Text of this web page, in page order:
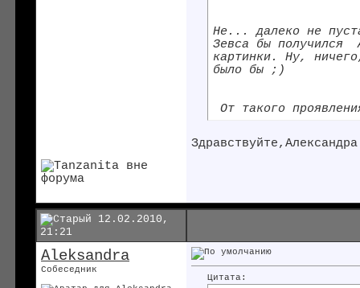
Не... далеко не
Зевса бы получился
картинки. Ну,
было бы ;)
От такого
12.02.2010,
21:21
Aleksandra
Собеседник
Цитата: